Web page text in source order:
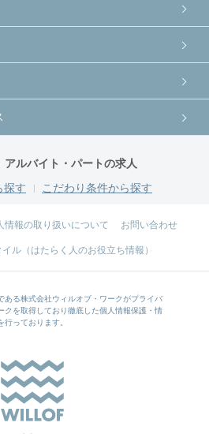
アルバイト・パートの求人
探す
こだわり条件から探す
情報の取り扱いについて お問い合わせ
ル（はたらく人のお役立ち情報）
ある株式会社ウィルオブ・ワークがプライバ
クを取得しており徹底した個人情報保護・情
行っております。